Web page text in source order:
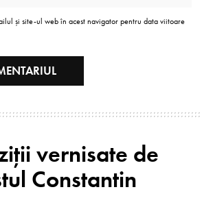
și site-ul web în acest navigator pentru data viitoare
vernisate de
Constantin